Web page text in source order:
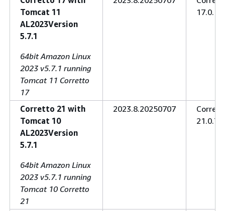
Tomcat 11
AL2023Version
5.7.1
64bit Amazon Linux
2023 v5.7.1 running
Tomcat 11 Corretto
17
Corretto 21 with
Tomcat 10
AL2023Version
5.7.1
64bit Amazon Linux
2023 v5.7.1 running
Tomcat 10 Corretto
21
2023.8.20250707